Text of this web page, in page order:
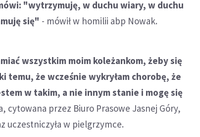
"wytrzymuję, w duchu wiary, w duchu
się" - mówił w homilii abp Nowak.
wszystkim moim koleżankom, żeby się
temu, że wcześnie wykryłam chorobę, że
w takim, a nie innym stanie i mogę się
cytowana przez Biuro Prasowe Jasnej Góry,
uczestniczyła w pielgrzymce.